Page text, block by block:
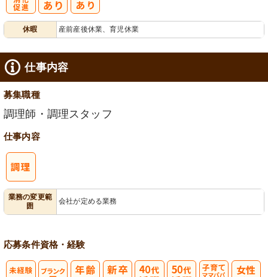
休暇 産前産後休業、育児休業
仕事内容
募集職種
調理師・調理スタッフ
仕事内容
業務の変更範
囲
会社が定める業務
応募条件資格・経験